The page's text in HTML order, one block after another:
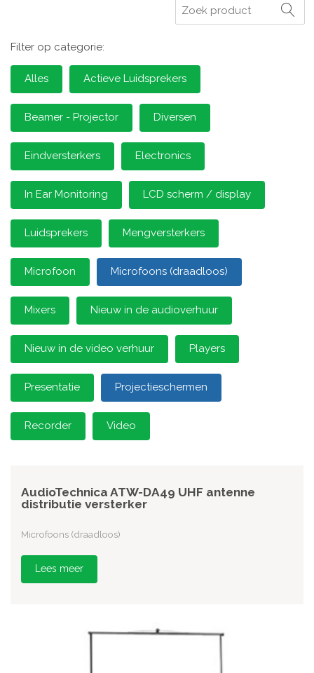
Zoeken
Filter op categorie:
Alles Actieve Luidsprekers
Beamer - Projector Diversen
Eindversterkers Electronics
In Ear Monitoring LCD scherm / display
Luidsprekers Mengversterkers
Microfoon Microfoons (draadloos)
Mixers Nieuw in de audioverhuur
Nieuw in de video verhuur Players
Presentatie Projectieschermen
Recorder Video
AudioTechnica ATW-DA49 UHF antenne
distributie versterker
Microfoons (draadloos)
Lees meer